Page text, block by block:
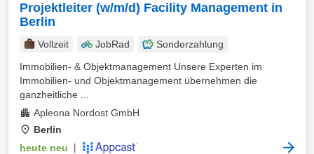
Projektleiter (w/m/d) Facility Management in
Berlin
Vollzeit JobRad
Sonderzahlung
Immobilien- & Objektmanagement Unsere Experten im
Immobilien- und Objektmanagement übernehmen die
ganzheitliche ...
Apleona Nordost GmbH
Berlin
heute neu